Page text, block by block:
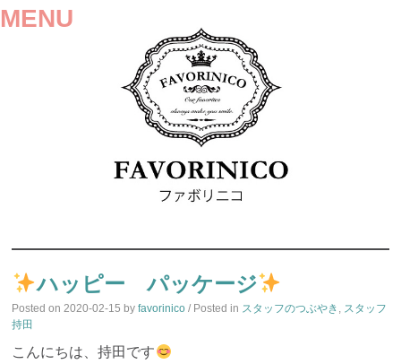
MENU
TO
CONTENT
ハッピー パッケージ
Posted on2020-02-15 byfavorinico / Posted in スタッフのつぶやき , スタッフ
持田
こんにちは、持田です